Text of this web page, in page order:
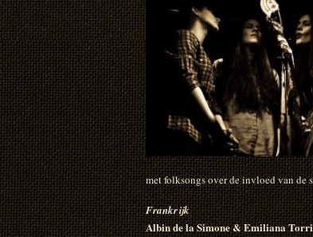
met folksongs over de invloed van de
Frankrijk
Albin de la Simone & Emiliana